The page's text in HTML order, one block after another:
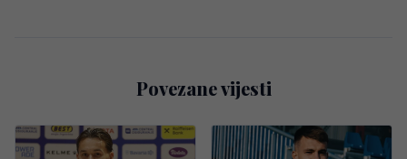
Povezane vijesti